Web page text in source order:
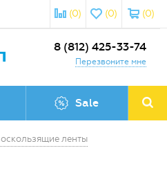
(0)
(0)
(0)
8 (812) 425-33-74
Перезвоните мне
Sale
ленты